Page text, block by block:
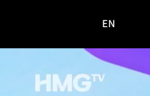
사이트로
이동
EN